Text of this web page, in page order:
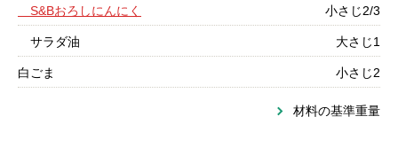
S&Bおろしにんにく 小さじ2/3
サラダ油 大さじ1
白ごま 小さじ2
材料の基準重量